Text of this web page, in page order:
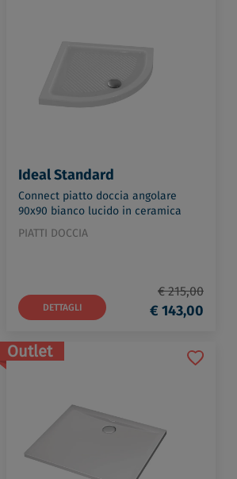
Ideal Standard
Connect piatto doccia angolare
90x90 bianco lucido in ceramica
codice prod: T266801
PIATTI DOCCIA
DETTAGLI
€ 215,00
€ 143,00
Outlet